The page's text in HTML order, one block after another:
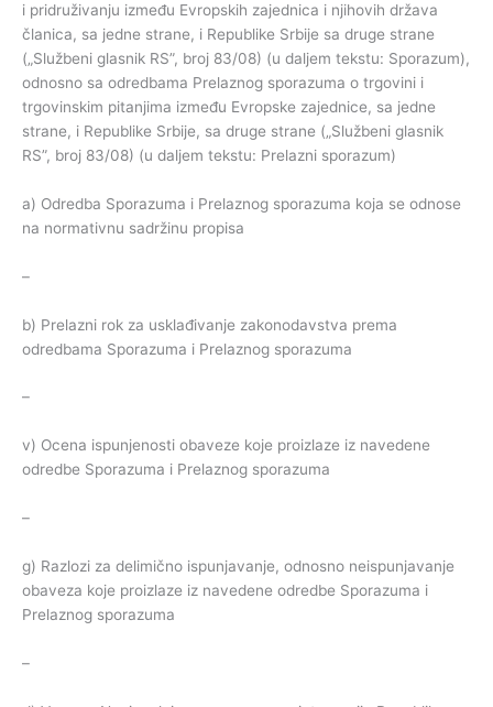
i pridruživanju između Evropskih zajednica i njihovih država
članica, sa jedne strane, i Republike Srbije sa druge strane
(„Službeni glasnik RS”, broj 83/08) (u daljem tekstu: Sporazum),
odnosno sa odredbama Prelaznog sporazuma o trgovini i
trgovinskim pitanjima između Evropske zajednice, sa jedne
strane, i Republike Srbije, sa druge strane („Službeni glasnik
RS”, broj 83/08) (u daljem tekstu: Prelazni sporazum)
a) Odredba Sporazuma i Prelaznog sporazuma koja se odnose
na normativnu sadržinu propisa
–
b) Prelazni rok za usklađivanje zakonodavstva prema
odredbama Sporazuma i Prelaznog sporazuma
–
v) Ocena ispunjenosti obaveze koje proizlaze iz navedene
odredbe Sporazuma i Prelaznog sporazuma
–
g) Razlozi za delimično ispunjavanje, odnosno neispunjavanje
obaveza koje proizlaze iz navedene odredbe Sporazuma i
Prelaznog sporazuma
–